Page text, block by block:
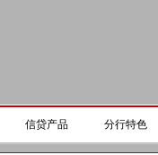
信贷产品 分行特色